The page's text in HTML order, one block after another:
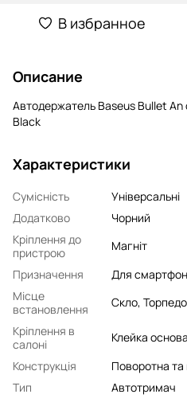
В избранное
Описание
Автодержатель Baseus Bullet
Black
Характеристики
Сумісність
Універсальні
Додатково
Чорний
Кріплення до
пристрою
Магніт
Призначення
Для
Місце
встановлення
Скло, Торпедо
Кріплення в
салоні
Клейка основа
Конструкція
Поворотна та
Тип
Автотримач